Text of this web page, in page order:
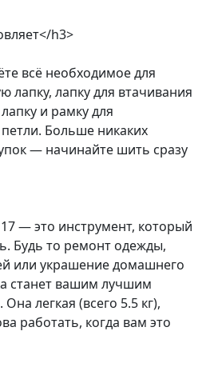
h3>
всё необходимое для
лапку, лапку для втачивания
и рамку для
Больше никаких
— начинайте шить сразу
— это инструмент, который
Будь то ремонт одежды,
или украшение домашнего
станет вашим лучшим
легкая (всего 5.5 кг),
работать, когда вам это